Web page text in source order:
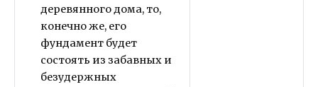
деревянного дома, то,
конечно же, его
фундамент будет
состоять из забавных и
безудержных